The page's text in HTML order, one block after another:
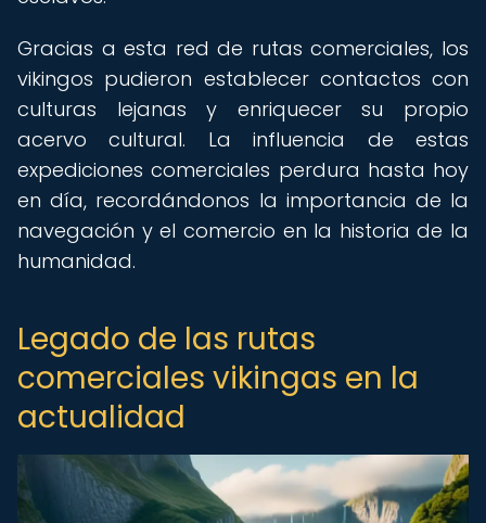
Gracias a esta red de rutas comerciales, los
vikingos pudieron establecer contactos con
culturas lejanas y enriquecer su propio
acervo cultural. La influencia de estas
expediciones comerciales perdura hasta hoy
en día, recordándonos la importancia de la
navegación y el comercio en la historia de la
humanidad.
Legado de las rutas
comerciales vikingas en la
actualidad